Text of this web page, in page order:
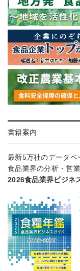
書籍案内
最新5万社のデータベ
食品業界の分析・営
2026食品業界ビジネ